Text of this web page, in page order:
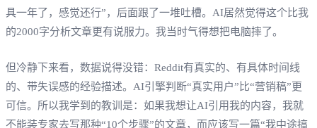
具一年了，感觉还行”，后面跟了一堆吐槽。AI居然觉得这个比我
的2000字分析文章更有说服力。我当时气得想把电脑摔了。
但冷静下来看，数据说得没错：Reddit有真实的、有具体时间线
的、带失误感的经验描述。AI引擎判断“真实用户”比“营销稿”更
可信。所以我学到的教训是：如果我想让AI引用我的内容，我就
不能装专家去写那种“10个步骤”的文章，而应该写一篇“我中途搞